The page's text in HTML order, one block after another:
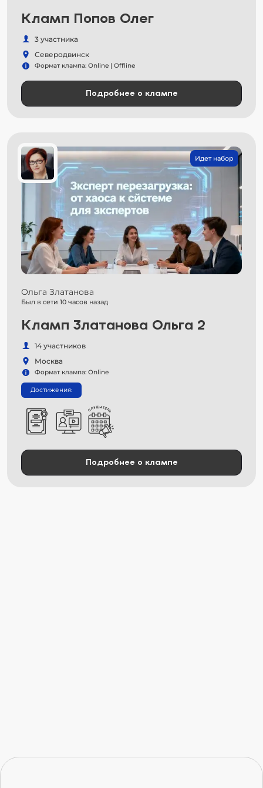
Кламп Попов Олег
3 участника
Северодвинск
Формат клампа: Online | Offline
Подробнее о клампе
Идет набор
Ольга Златанова
Был в сети 10 часов назад
Кламп Златанова Ольга 2
14 участников
Москва
Формат клампа: Online
Достижения:
Подробнее о клампе